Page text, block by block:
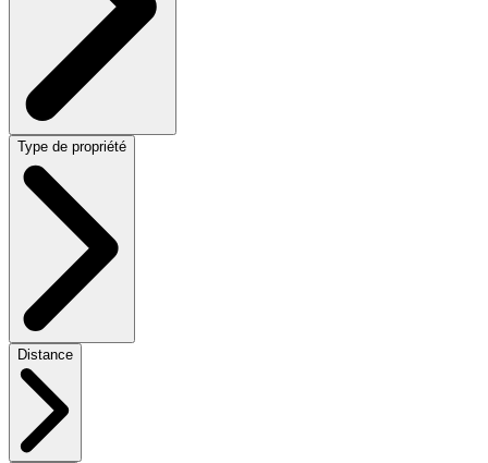
Type de propriété
Distance